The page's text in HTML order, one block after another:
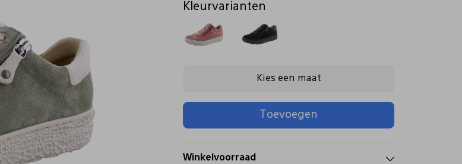
Kleurvarianten
Kies een maat
Toevoegen
Winkelvoorraad